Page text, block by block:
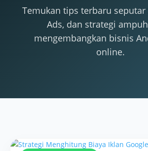
Temukan tips terbaru seputar
Ads, dan strategi
mengembangkan bisnis
online.